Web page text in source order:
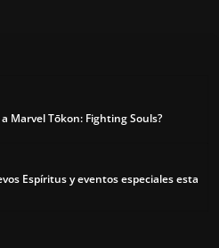
Marvel Tōkon: Fighting Souls?
Espíritus y eventos especiales esta